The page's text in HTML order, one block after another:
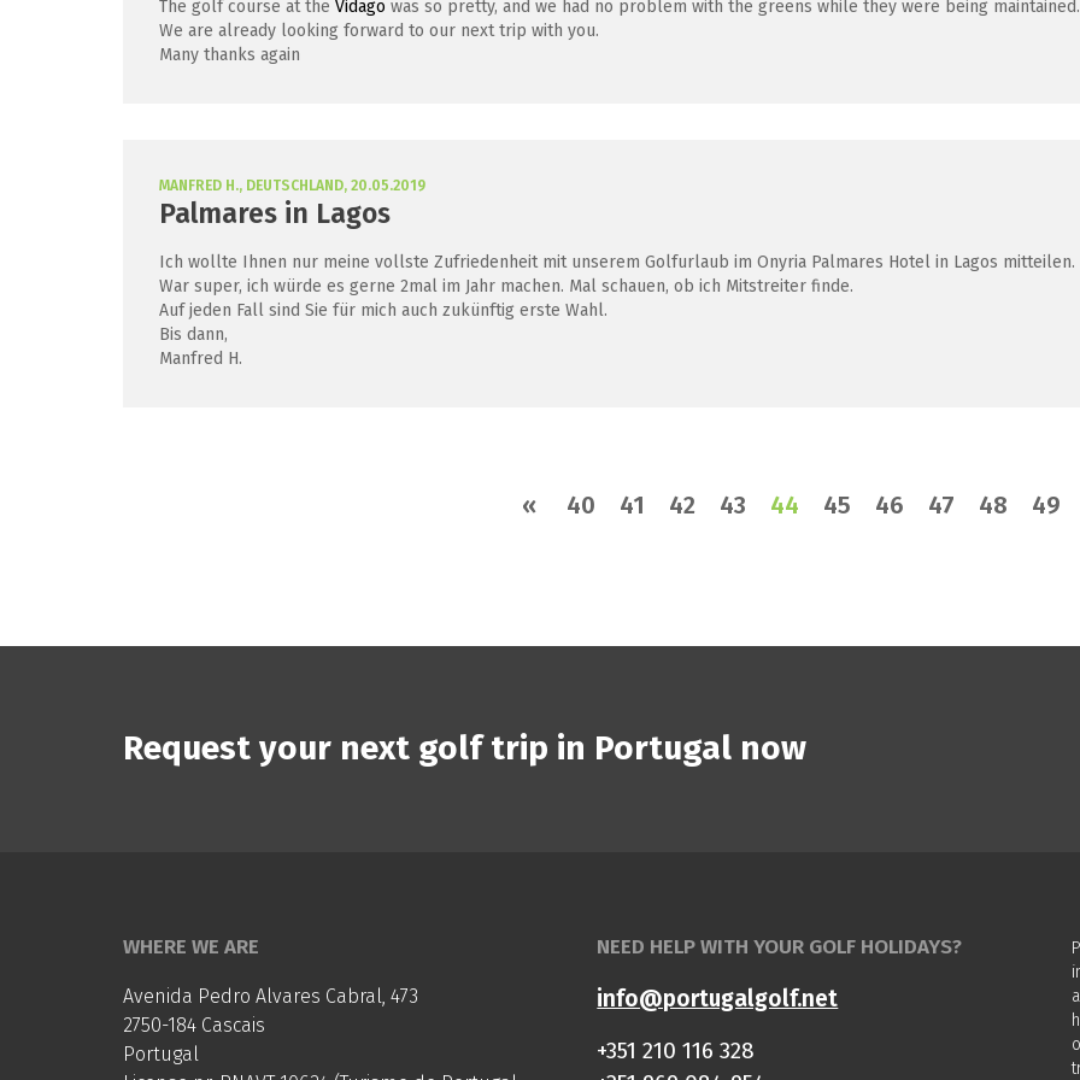
The golf course at the Vidago was so pretty, and we had no problem with the greens while they were being maintained.
We are already looking forward to our next trip with you.
Many thanks again
MANFRED H., DEUTSCHLAND, 20.05.2019
Palmares in Lagos
Ich wollte Ihnen nur meine vollste Zufriedenheit mit unserem Golfurlaub im Onyria Palmares Hotel in Lagos mitteilen.
War super, ich würde es gerne 2mal im Jahr machen. Mal schauen, ob ich Mitstreiter finde.
Auf jeden Fall sind Sie für mich auch zukünftig erste Wahl.
Bis dann,
Manfred H.
« 40 41 42 43 44 45 46 47 48 49
Request your next golf trip in Portugal now
WHERE WE ARE
Avenida Pedro Alvares Cabral, 473
2750-184 Cascais
Portugal
NEED HELP WITH YOUR GOLF HOLIDAYS?
info@portugalgolf.net
+351 210 116 328